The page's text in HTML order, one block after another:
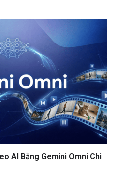
AI Bằng Gemini Omni Chi